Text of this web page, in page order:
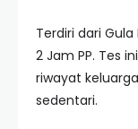
Terdiri dari
2 Jam PP. Tes
riwayat
sedentari.